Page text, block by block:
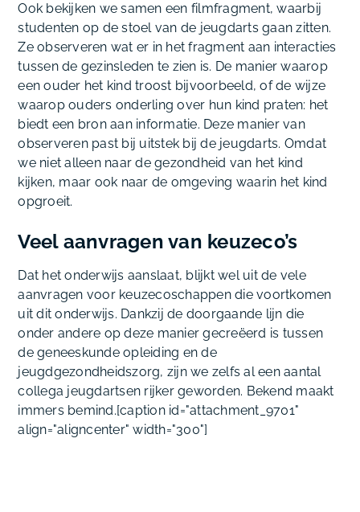
Ook bekijken we samen een filmfragment, waarbij
studenten op de stoel van de jeugdarts gaan zitten.
Ze observeren wat er in het fragment aan interacties
tussen de gezinsleden te zien is. De manier waarop
een ouder het kind troost bijvoorbeeld, of de wijze
waarop ouders onderling over hun kind praten: het
biedt een bron aan informatie. Deze manier van
observeren past bij uitstek bij de jeugdarts. Omdat
we niet alleen naar de gezondheid van het kind
kijken, maar ook naar de omgeving waarin het kind
opgroeit.
Veel aanvragen van keuzeco’s
Dat het onderwijs aanslaat, blijkt wel uit de vele
aanvragen voor keuzecoschappen die voortkomen
uit dit onderwijs. Dankzij de doorgaande lijn die
onder andere op deze manier gecreëerd is tussen
de geneeskunde opleiding en de
jeugdgezondheidszorg, zijn we zelfs al een aantal
collega jeugdartsen rijker geworden. Bekend maakt
immers bemind.[caption id="attachment_9701"
align="aligncenter" width="300"]